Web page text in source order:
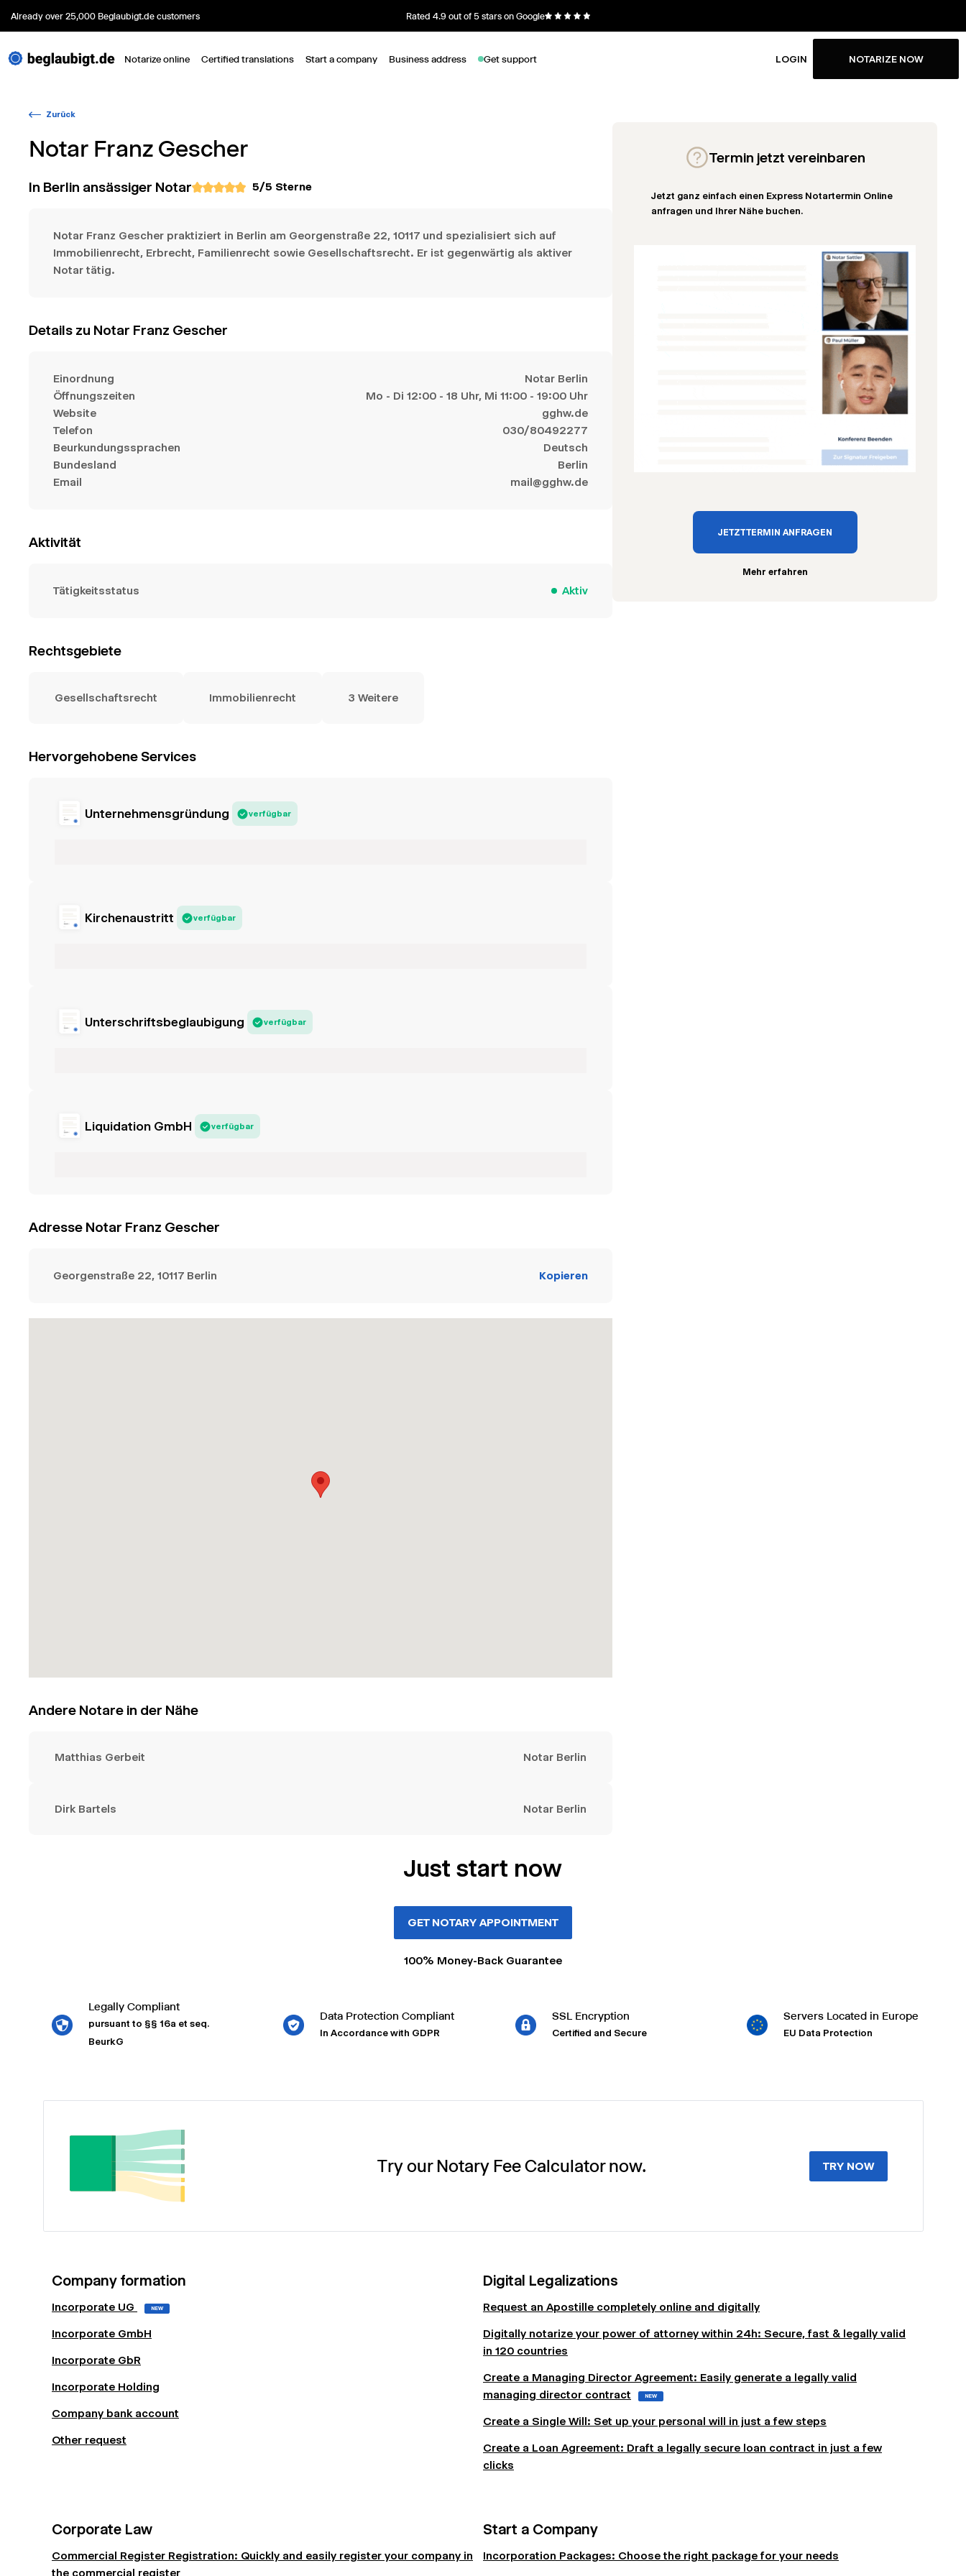
Already over 25,000 Beglaubigt.de customers Rated 4.9 out of 5 stars on Google
Notarize online Certified translations Start a company Business address Get support LOGIN NOTARIZE NOW
Zurück
Notar Franz Gescher
In Berlin ansässiger Notar 5/5 Sterne
Notar Franz Gescher praktiziert in Berlin am Georgenstraße 22, 10117 und spezialisiert sich auf
Immobilienrecht, Erbrecht, Familienrecht sowie Gesellschaftsrecht. Er ist gegenwärtig als aktiver
Notar tätig.
Details zu Notar Franz Gescher
Einordnung
Notar Berlin
Öffnungszeiten
Mo - Di 12:00 - 18 Uhr, Mi 11:00 - 19:00 Uhr
Website
gghw.de
Telefon
030/80492277
Beurkundungssprachen
Deutsch
Bundesland
Berlin
Email
mail@gghw.de
Aktivität
Tätigkeitsstatus Aktiv
Rechtsgebiete
Gesellschaftsrecht Immobilienrecht 3 Weitere
Hervorgehobene Services
Unternehmensgründung verfügbar
Kirchenaustritt verfügbar
Unterschriftsbeglaubigung verfügbar
Liquidation GmbH verfügbar
Adresse Notar Franz Gescher
Georgenstraße 22, 10117 Berlin Kopieren
Andere Notare in der Nähe
Matthias Gerbeit Notar Berlin
Dirk Bartels Notar Berlin
Termin jetzt vereinbaren
Jetzt ganz einfach einen Express Notartermin Online
anfragen und Ihrer Nähe buchen.
JETZT TERMIN ANFRAGEN
Mehr erfahren
Just start now
GET NOTARY APPOINTMENT
100% Money-Back Guarantee
Legally Compliant
pursuant to §§ 16a et seq.
BeurkG
Data Protection Compliant
In Accordance with GDPR
SSL Encryption
Certified and Secure
Servers Located in Europe
EU Data Protection
Try our Notary Fee Calculator now. TRY NOW
Company formation
Incorporate UG NEW
Incorporate GmbH
Incorporate GbR
Incorporate Holding
Company bank account
Other request
Digital Legalizations
Request an Apostille completely online and digitally
Digitally notarize your power of attorney within 24h: Secure, fast & legally valid
in 120 countries
Create a Managing Director Agreement: Easily generate a legally valid
managing director contract
NEW
Create a Single Will: Set up your personal will in just a few steps
Create a Loan Agreement: Draft a legally secure loan contract in just a few
clicks
Corporate Law
Commercial Register Registration: Quickly and easily register your company in
the commercial register
Start a Company
Incorporation Packages: Choose the right package for your needs